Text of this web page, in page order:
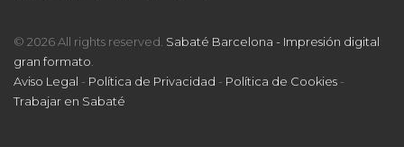
© 2026 All rights reserved. Sabaté Barcelona - Impresión digital
gran formato.
Aviso Legal - Política de Privacidad - Política de Cookies -
Trabajar en Sabaté